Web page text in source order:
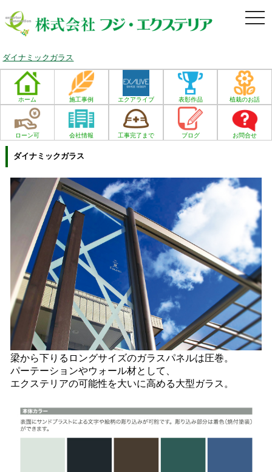
ダイナミックガラス
ホーム 施工事例 エクアライブ 表彰作品 植栽のお話
ローン可 会社情報 工事完了まで ブログ お問合せ
ダイナミックガラス
梁から下りるロングサイズのガラスパネルは圧巻。
パーテーションやウォール材として、
エクステリアの可能性を大いに高める大型ガラス。